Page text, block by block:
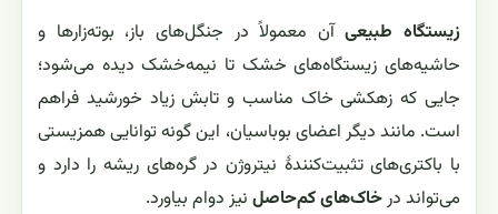
زیستگاه طبیعیآن معمولاً در جنگل‌های باز، بوته‌زارها و
حاشیه‌های زیستگاه‌های خشک تا نیمه‌خشک دیده می‌شود؛
جایی که زهکشی خاک مناسب و تابش زیاد خورشید فراهم
است. مانند دیگر اعضای بوباسیان، این گونه توانایی همزیستی
با باکتری‌های تثبیت‌کنندهٔ نیتروژن در گره‌های ریشه را دارد و
می‌تواند درخاک‌های کم‌حاصلنیز دوام بیاورد.